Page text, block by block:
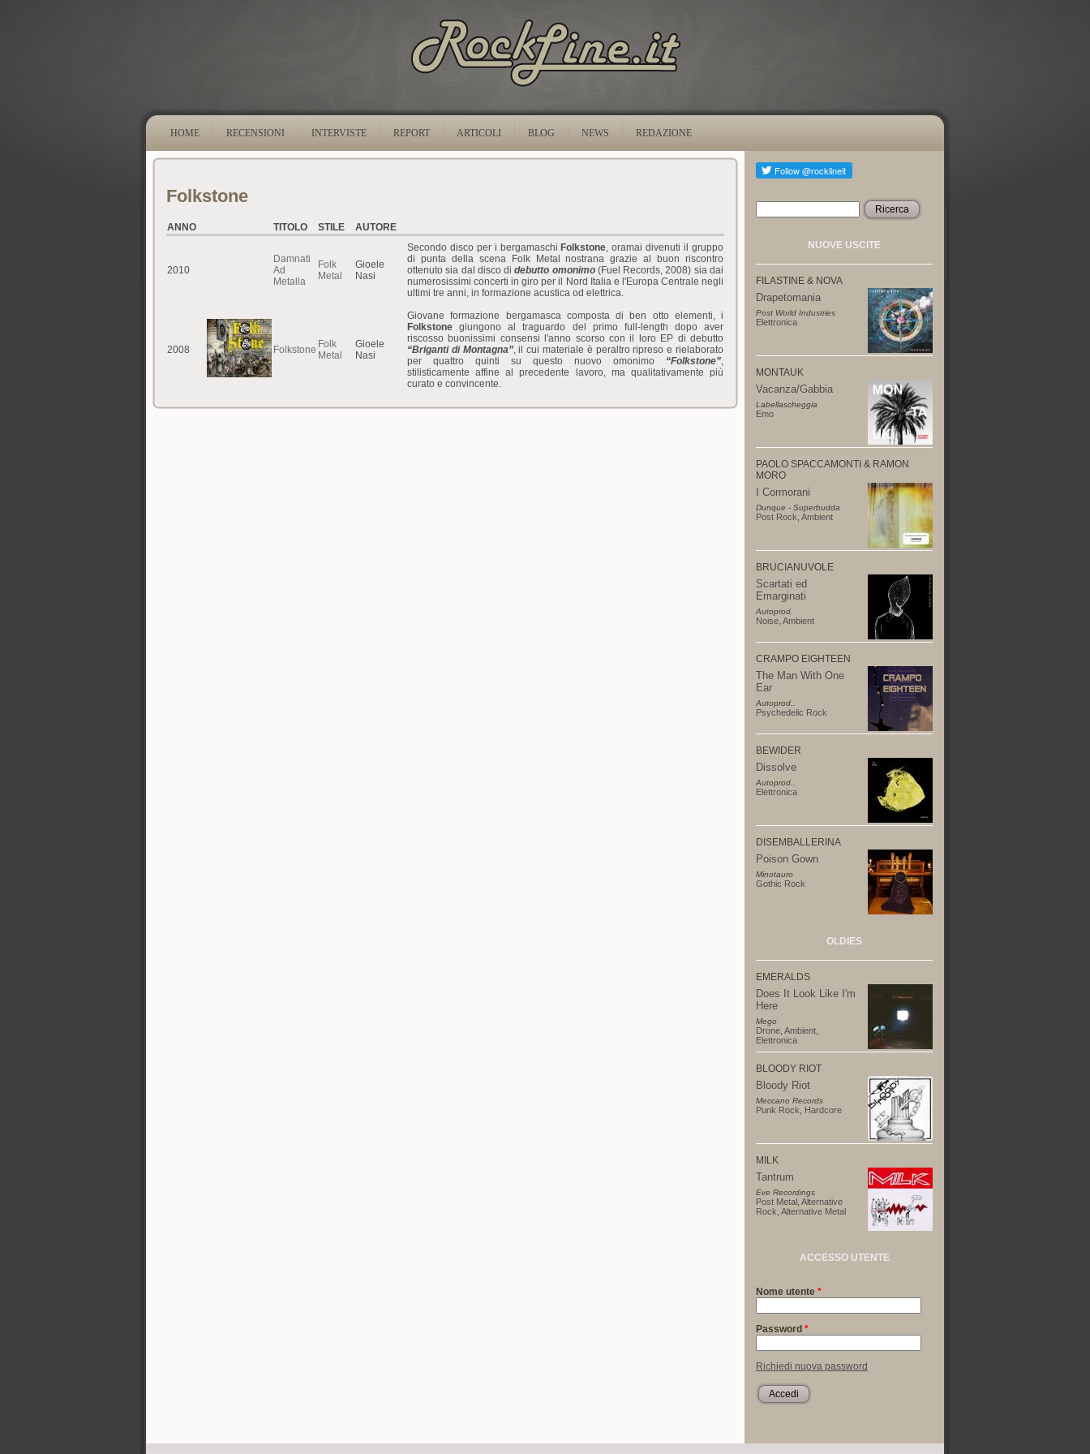
HOME RECENSIONI INTERVISTE REPORT ARTICOLI BLOG NEWS REDAZIONE
Folkstone
ANNO TITOLO STILE AUTORE
2010
Damnati
Ad
Metalla
Folk
Metal
Gioele
Nasi
Secondo disco per i bergamaschi Folkstone, oramai divenuti il gruppo
di punta della scena Folk Metal nostrana grazie al buon riscontro
ottenuto sia dal disco didebutto omonimo (Fuel Records, 2008) sia dai
numerosissimi concerti in giro per il Nord Italia e l'Europa Centrale negli
ultimi tre anni, in formazione acustica od elettrica.
2008 Folkstone Folk
Metal
Gioele
Nasi
Giovane formazione bergamasca composta di ben otto elementi, i
Folkstonegiungono al traguardo del primo full-length dopo aver
riscosso buonissimi consensi l'anno scorso con il loro EP di debutto
“Briganti di Montagna”, il cui materiale è peraltro ripreso e rielaborato
per quattro quinti su questo nuovo omonimo “Folkstone”,
stilisticamente affine al precedente lavoro, ma qualitativamente più
curato e convincente.
Form di ricerca
Ricerca
NUOVE USCITE
FILASTINE & NOVA
Drapetomania
Post World Industries
Elettronica
MONTAUK
Vacanza/Gabbia
Labellascheggia
Emo
PAOLO SPACCAMONTI & RAMON
MORO
I Cormorani
Dunque - Superbudda
Post Rock Ambient
BRUCIANUVOLE
Scartati ed
Emarginati
Autoprod.
Noise Ambient
CRAMPO EIGHTEEN
The Man With One
Ear
Autoprod..
Psychedelic Rock
BEWIDER
Dissolve
Autoprod..
Elettronica
DISEMBALLERINA
Poison Gown
Minotauro
Gothic Rock
OLDIES
EMERALDS
Does It Look Like I'm
Here
Mego
Drone Ambient
Elettronica
BLOODY RIOT
Bloody Riot
Meccano Records
Punk Rock Hardcore
MILK
Tantrum
Eve Recordings
Post Metal Alternative
Rock Alternative Metal
ACCESSO UTENTE
Nome utente *
Password *
Richiedi nuova password